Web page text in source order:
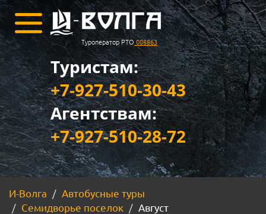
Туроператор РТО 008863
Туристам:
+7-927-510-30-43
Агентствам:
+7-927-510-28-72
И-Волга
Автобусные туры
Семидворье поселок
Август